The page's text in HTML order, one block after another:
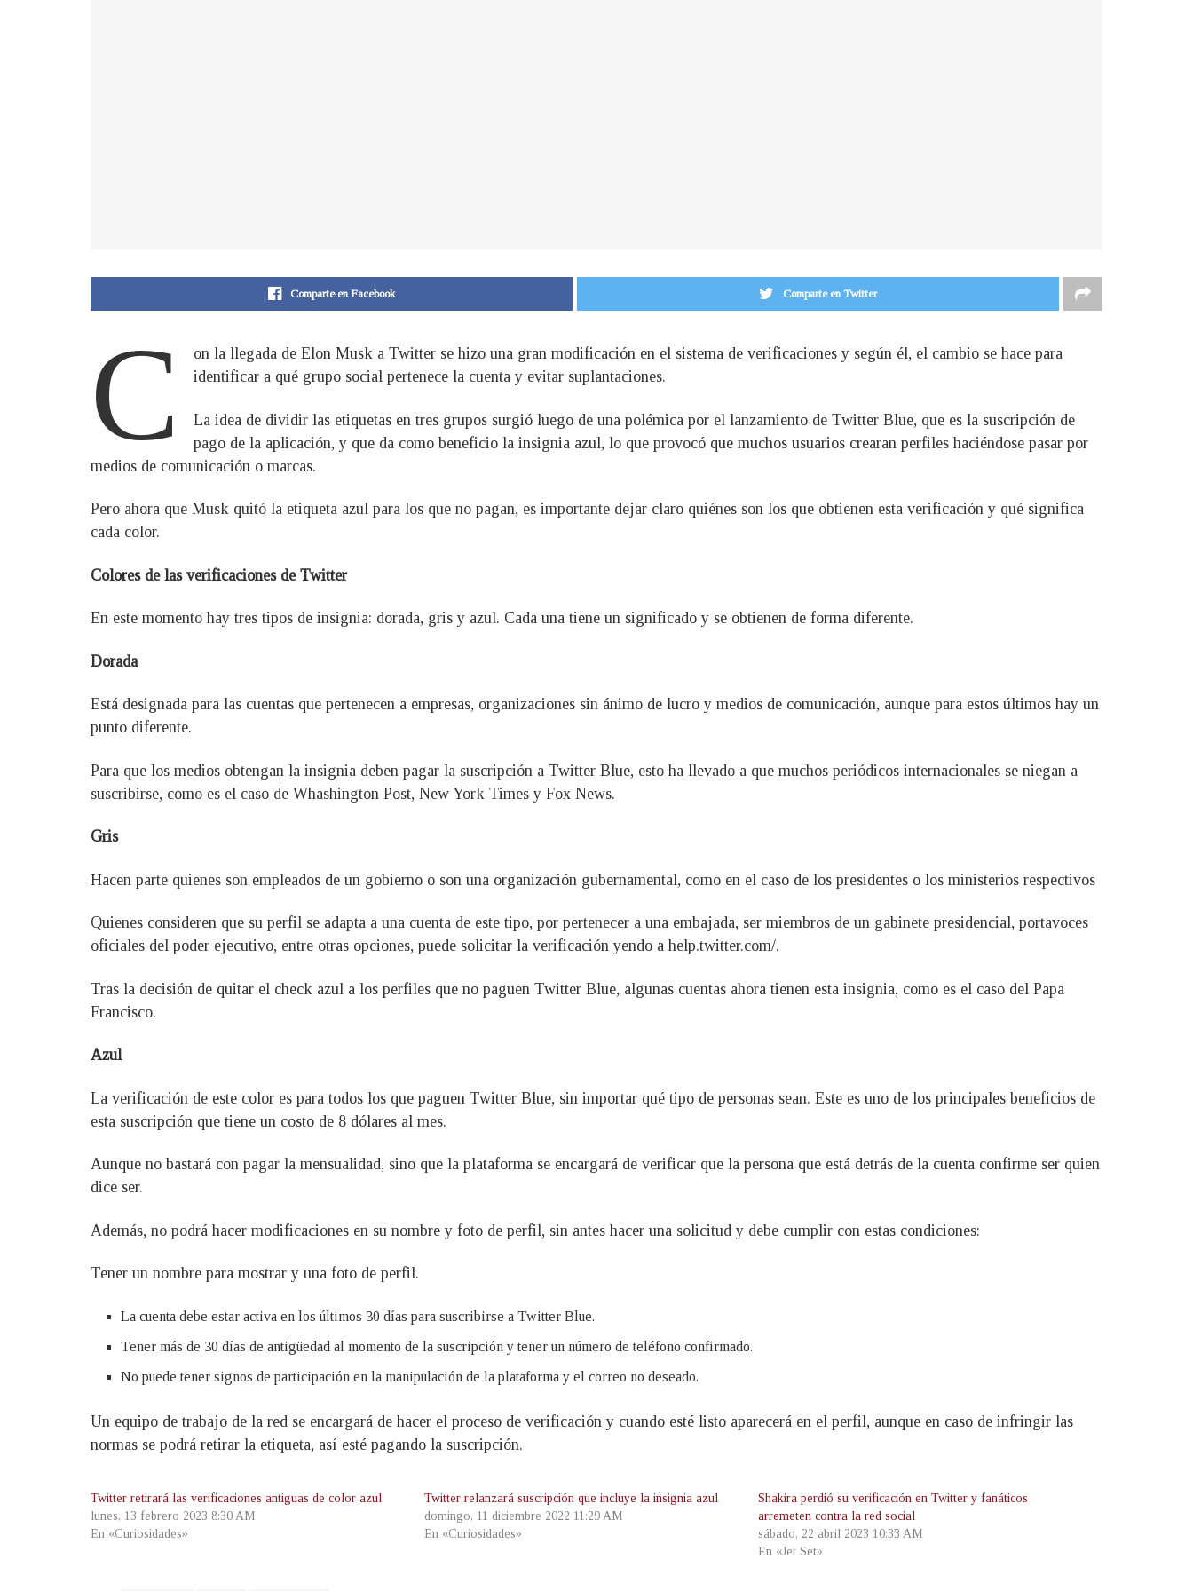
Comparte en Facebook Comparte en Twitter
C
on la llegada de Elon Musk a Twitter se hizo una gran modificación en el sistema de verificaciones y según él, el cambio se hace para
identificar a qué grupo social pertenece la cuenta y evitar suplantaciones.
La idea de dividir las etiquetas en tres grupos surgió luego de una polémica por el lanzamiento de Twitter Blue, que es la suscripción de
pago de la aplicación, y que da como beneficio la insignia azul, lo que provocó que muchos usuarios crearan perfiles haciéndose pasar por
medios de comunicación o marcas.
Pero ahora que Musk quitó la etiqueta azul para los que no pagan, es importante dejar claro quiénes son los que obtienen esta verificación y qué significa
cada color.
Colores de las verificaciones de Twitter
En este momento hay tres tipos de insignia: dorada, gris y azul. Cada una tiene un significado y se obtienen de forma diferente.
Dorada
Está designada para las cuentas que pertenecen a empresas, organizaciones sin ánimo de lucro y medios de comunicación, aunque para estos últimos hay un
punto diferente.
Para que los medios obtengan la insignia deben pagar la suscripción a Twitter Blue, esto ha llevado a que muchos periódicos internacionales se niegan a
suscribirse, como es el caso de Whashington Post, New York Times y Fox News.
Gris
Hacen parte quienes son empleados de un gobierno o son una organización gubernamental, como en el caso de los presidentes o los ministerios respectivos
Quienes consideren que su perfil se adapta a una cuenta de este tipo, por pertenecer a una embajada, ser miembros de un gabinete presidencial, portavoces
oficiales del poder ejecutivo, entre otras opciones, puede solicitar la verificación yendo a help.twitter.com/.
Tras la decisión de quitar el check azul a los perfiles que no paguen Twitter Blue, algunas cuentas ahora tienen esta insignia, como es el caso del Papa
Francisco.
Azul
La verificación de este color es para todos los que paguen Twitter Blue, sin importar qué tipo de personas sean. Este es uno de los principales beneficios de
esta suscripción que tiene un costo de 8 dólares al mes.
Aunque no bastará con pagar la mensualidad, sino que la plataforma se encargará de verificar que la persona que está detrás de la cuenta confirme ser quien
dice ser.
Además, no podrá hacer modificaciones en su nombre y foto de perfil, sin antes hacer una solicitud y debe cumplir con estas condiciones:
Tener un nombre para mostrar y una foto de perfil.
La cuenta debe estar activa en los últimos 30 días para suscribirse a Twitter Blue.
Tener más de 30 días de antigüedad al momento de la suscripción y tener un número de teléfono confirmado.
No puede tener signos de participación en la manipulación de la plataforma y el correo no deseado.
Un equipo de trabajo de la red se encargará de hacer el proceso de verificación y cuando esté listo aparecerá en el perfil, aunque en caso de infringir las
normas se podrá retirar la etiqueta, así esté pagando la suscripción.
Twitter retirará las verificaciones antiguas de color azul
lunes, 13 febrero 2023 8:30 AM
En «Curiosidades»
Twitter relanzará suscripción que incluye la insignia azul
domingo, 11 diciembre 2022 11:29 AM
En «Curiosidades»
Shakira perdió su verificación en Twitter y fanáticos
arremeten contra la red social
sábado, 22 abril 2023 10:33 AM
En «Jet Set»